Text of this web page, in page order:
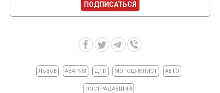
ПОДПИСАТЬСЯ
ЛЬВОВ АВАРИЯ ДТП МОТОЦИКЛИСТ АВТО
ПОСТРАДАВШИЙ